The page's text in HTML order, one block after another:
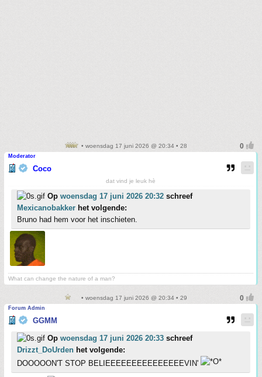
• woensdag 17 juni 2026 @ 20:34 • 28
Moderator
Coco
dat vind je leuk hè
Op woensdag 17 juni 2026 20:32 schreef
Mexicanobakker het volgende:
Bruno had hem voor het inschieten.
What can change the nature of a man?
• woensdag 17 juni 2026 @ 20:34 • 29
Forum Admin
GGMM
Op woensdag 17 juni 2026 20:33 schreef
Drizzt_DoUrden het volgende:
DOOOOON'T STOP BELIEEEEEEEEEEEEEEEVIN'